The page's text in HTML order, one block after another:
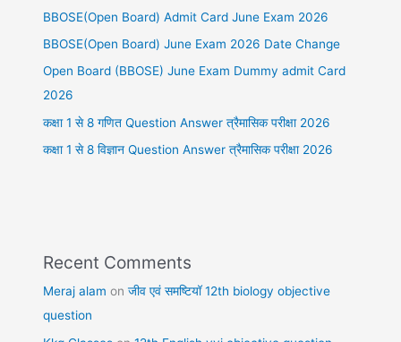
BBOSE(Open Board) Admit Card June Exam 2026
BBOSE(Open Board) June Exam 2026 Date Change
Open Board (BBOSE) June Exam Dummy admit Card
2026
कक्षा 1 से 8 गणित Question Answer त्रैमासिक परीक्षा 2026
कक्षा 1 से 8 विज्ञान Question Answer त्रैमासिक परीक्षा 2026
Recent Comments
Meraj alam onजीव एवं समष्टियॉ 12th biology objective
question